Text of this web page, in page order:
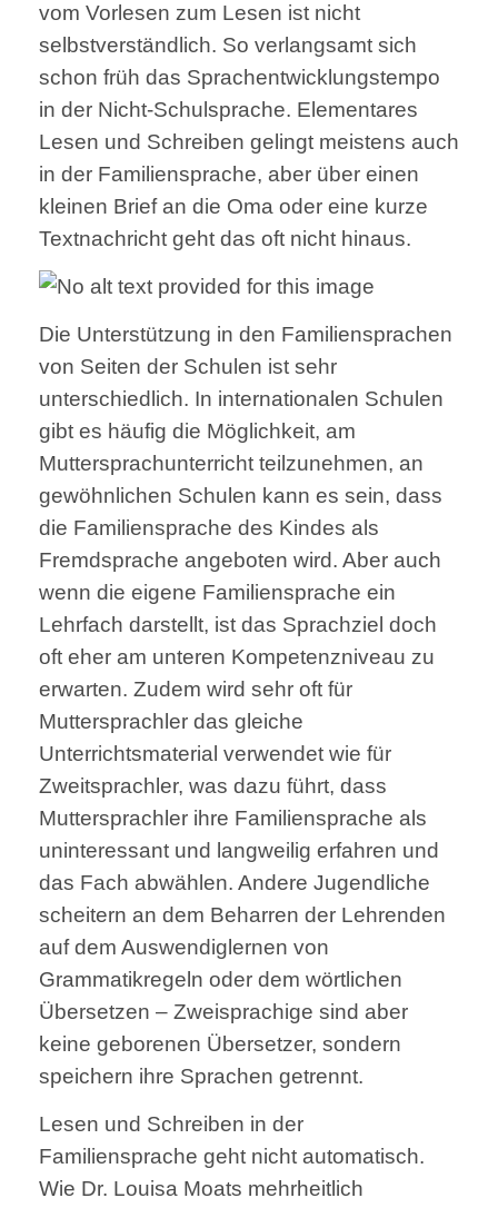
vom Vorlesen zum Lesen ist nicht
selbstverständlich. So verlangsamt sich
schon früh das Sprachentwicklungstempo
in der Nicht-Schulsprache. Elementares
Lesen und Schreiben gelingt meistens auch
in der Familiensprache, aber über einen
kleinen Brief an die Oma oder eine kurze
Textnachricht geht das oft nicht hinaus.
Die Unterstützung in den Familiensprachen
von Seiten der Schulen ist sehr
unterschiedlich. In internationalen Schulen
gibt es häufig die Möglichkeit, am
Muttersprachunterricht teilzunehmen, an
gewöhnlichen Schulen kann es sein, dass
die Familiensprache des Kindes als
Fremdsprache angeboten wird. Aber auch
wenn die eigene Familiensprache ein
Lehrfach darstellt, ist das Sprachziel doch
oft eher am unteren Kompetenzniveau zu
erwarten. Zudem wird sehr oft für
Muttersprachler das gleiche
Unterrichtsmaterial verwendet wie für
Zweitsprachler, was dazu führt, dass
Muttersprachler ihre Familiensprache als
uninteressant und langweilig erfahren und
das Fach abwählen. Andere Jugendliche
scheitern an dem Beharren der Lehrenden
auf dem Auswendiglernen von
Grammatikregeln oder dem wörtlichen
Übersetzen – Zweisprachige sind aber
keine geborenen Übersetzer, sondern
speichern ihre Sprachen getrennt.
Lesen und Schreiben in der
Familiensprache geht nicht automatisch.
Wie Dr. Louisa Moats mehrheitlich